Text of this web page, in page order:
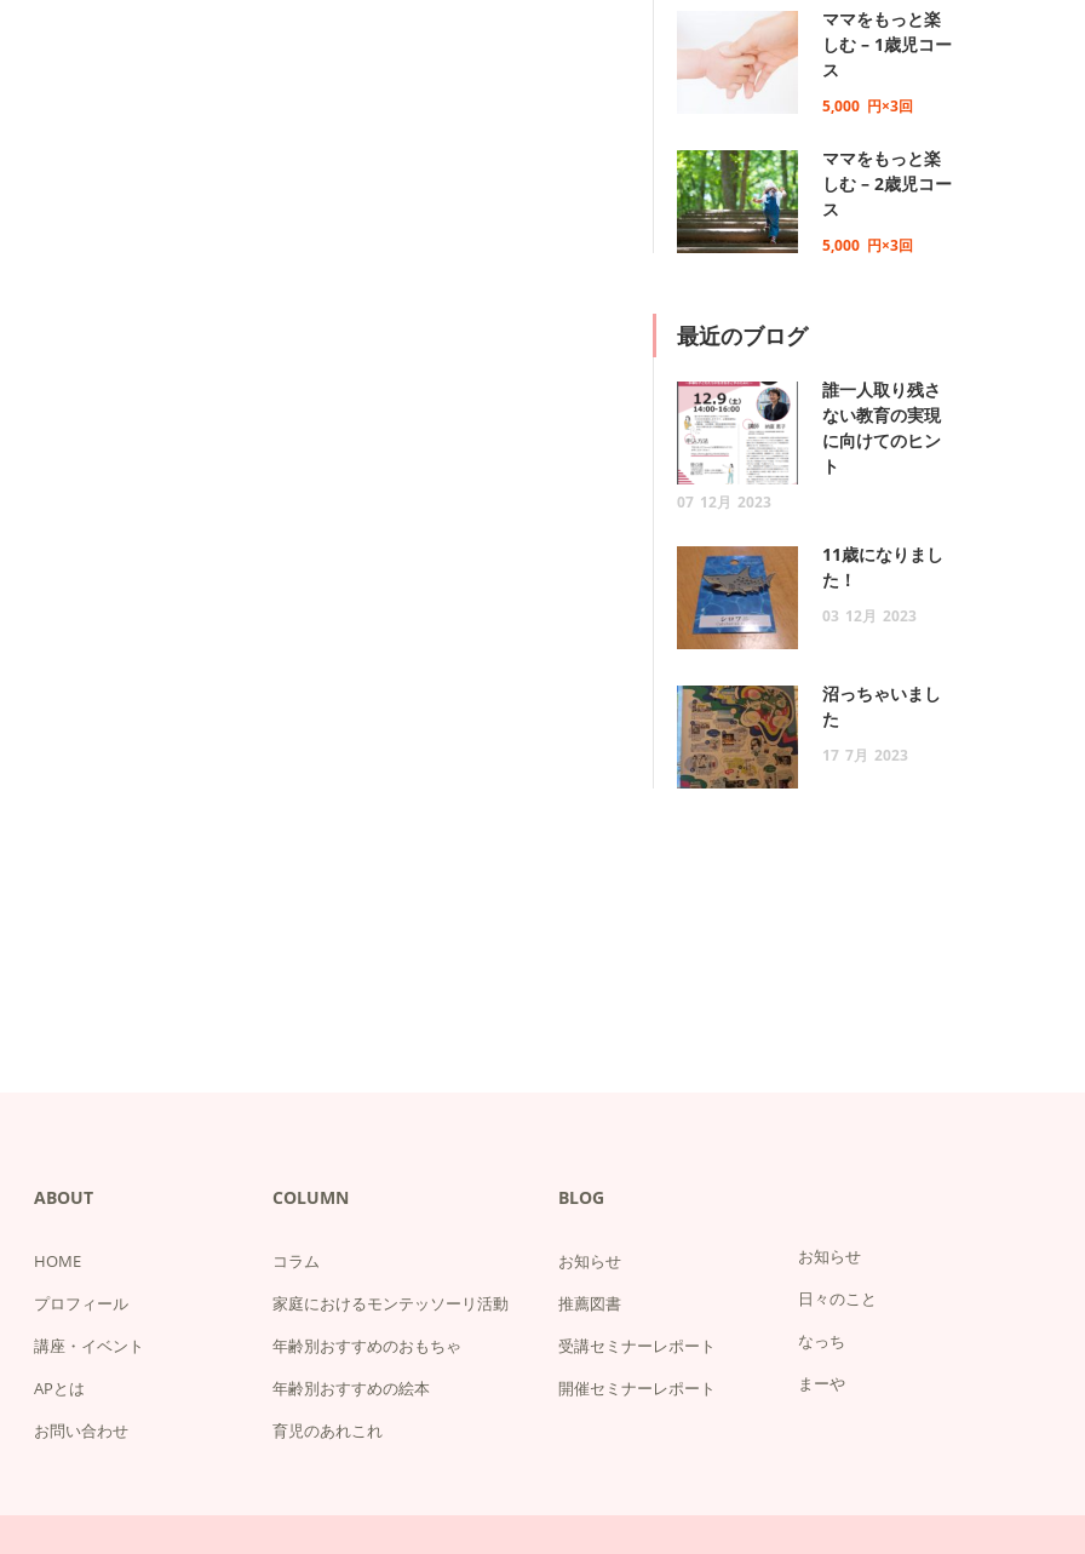
ママをもっと楽
しむ – 1歳児コー
ス
5,000 円×3回
ママをもっと楽
しむ – 2歳児コー
ス
5,000 円×3回
最近のブログ
誰一人取り残さ
ない教育の実現
に向けてのヒン
ト
07 12月 2023
11歳になりまし
た！
03 12月 2023
沼っちゃいまし
た
17 7月 2023
ABOUT
HOME
プロフィール
講座・イベント
APとは
お問い合わせ
COLUMN
コラム
家庭におけるモンテッソーリ活動
年齢別おすすめのおもちゃ
年齢別おすすめの絵本
育児のあれこれ
BLOG
お知らせ
推薦図書
受講セミナーレポート
開催セミナーレポート
お知らせ
日々のこと
なっち
まーや